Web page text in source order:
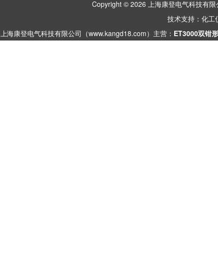
Copyright © 2026 上海康登电气科技有
技术支持： 化工
上海康登电气科技有限公司（www.kangd18.com）主营： ET3000双钳